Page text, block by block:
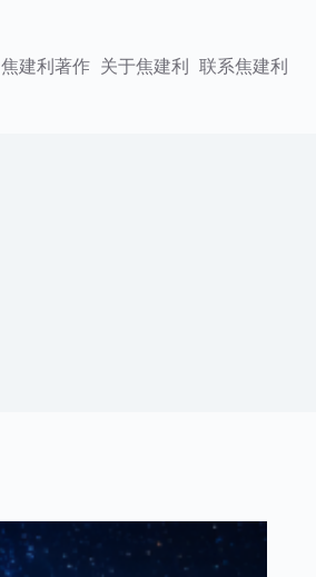
焦建利著作 关于焦建利 联系焦建利